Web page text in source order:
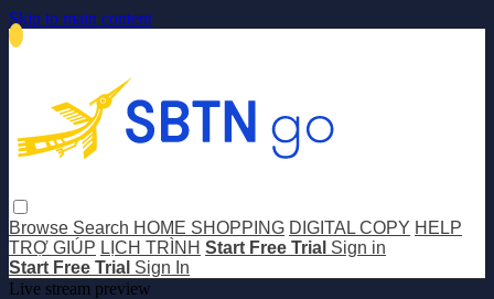
Skip to main content
Browse Search HOME SHOPPING DIGITAL COPY HELP
TRỢ GIÚP LỊCH TRÌNH Start Free Trial Sign in
Start Free Trial Sign In
Live stream preview